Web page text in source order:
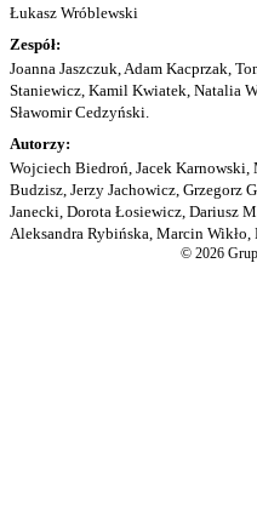
Łukasz Wróblewski
Zespół:
Joanna Jaszczuk, Adam Kacprzak,
Staniewicz, Kamil Kwiatek, Natalia
Sławomir Cedzyński.
Autorzy:
Wojciech Biedroń, Jacek
Budzisz, Jerzy Jachowicz, Grzegorz
Janecki, Dorota Łosiewicz, Dariusz
Aleksandra Rybińska, Marcin Wikło,
© 2026